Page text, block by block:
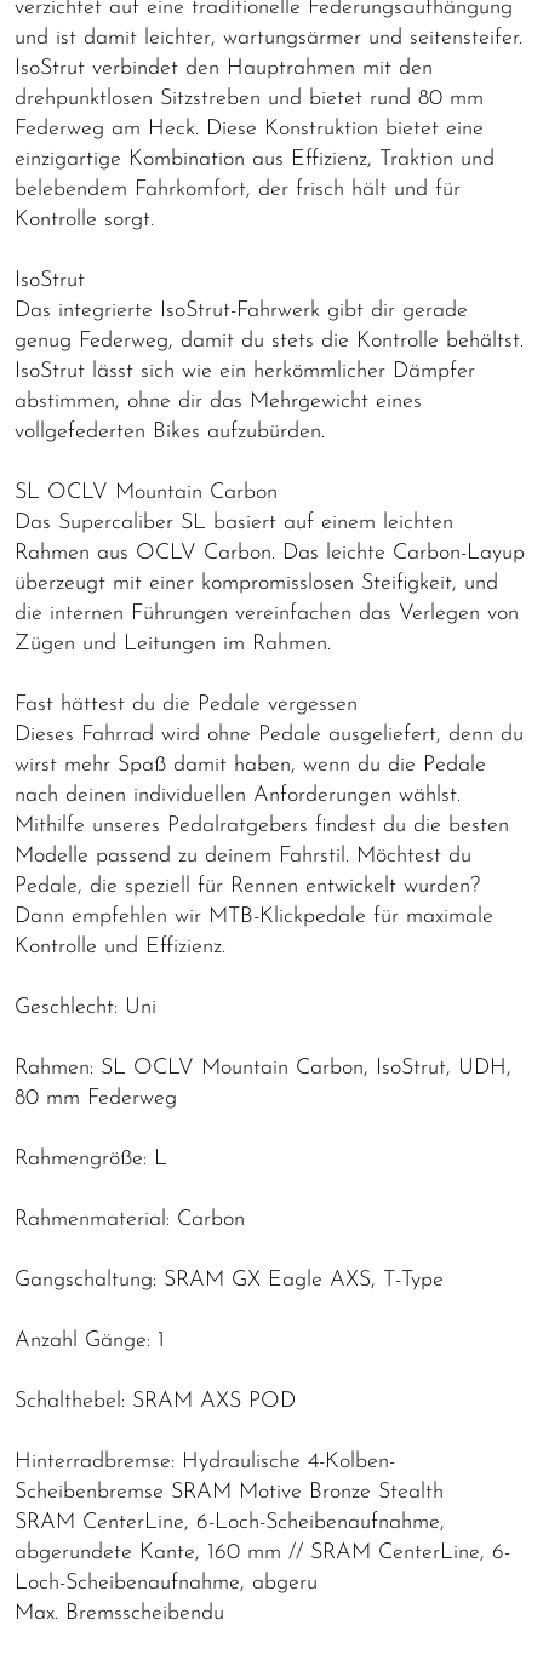
verzichtet auf eine traditionelle Federungsaufhängung
und ist damit leichter, wartungsärmer und seitensteifer.
IsoStrut verbindet den Hauptrahmen mit den
drehpunktlosen Sitzstreben und bietet rund 80 mm
Federweg am Heck. Diese Konstruktion bietet eine
einzigartige Kombination aus Effizienz, Traktion und
belebendem Fahrkomfort, der frisch hält und für
Kontrolle sorgt.
IsoStrut
Das integrierte IsoStrut-Fahrwerk gibt dir gerade
genug Federweg, damit du stets die Kontrolle behältst.
IsoStrut lässt sich wie ein herkömmlicher Dämpfer
abstimmen, ohne dir das Mehrgewicht eines
vollgefederten Bikes aufzubürden.
SL OCLV Mountain Carbon
Das Supercaliber SL basiert auf einem leichten
Rahmen aus OCLV Carbon. Das leichte Carbon-Layup
überzeugt mit einer kompromisslosen Steifigkeit, und
die internen Führungen vereinfachen das Verlegen von
Zügen und Leitungen im Rahmen.
Fast hättest du die Pedale vergessen
Dieses Fahrrad wird ohne Pedale ausgeliefert, denn du
wirst mehr Spaß damit haben, wenn du die Pedale
nach deinen individuellen Anforderungen wählst.
Mithilfe unseres Pedalratgebers findest du die besten
Modelle passend zu deinem Fahrstil. Möchtest du
Pedale, die speziell für Rennen entwickelt wurden?
Dann empfehlen wir MTB-Klickpedale für maximale
Kontrolle und Effizienz.
Geschlecht: Uni
Rahmen: SL OCLV Mountain Carbon, IsoStrut, UDH,
80 mm Federweg
Rahmengröße: L
Rahmenmaterial: Carbon
Gangschaltung: SRAM GX Eagle AXS, T-Type
Anzahl Gänge: 1
Schalthebel: SRAM AXS POD
Hinterradbremse: Hydraulische 4-Kolben-
Scheibenbremse SRAM Motive Bronze Stealth
SRAM CenterLine, 6-Loch-Scheibenaufnahme,
abgerundete Kante, 160 mm // SRAM CenterLine, 6-
Loch-Scheibenaufnahme, abgeru
Max. Bremsscheibendu